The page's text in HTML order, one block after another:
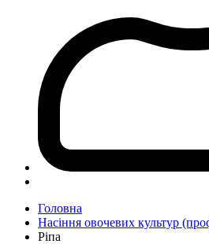
Головна
Насіння овочевих культур
Ріпа